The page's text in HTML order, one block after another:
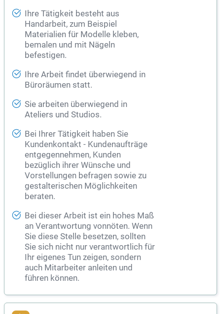
Ihre Tätigkeit besteht aus
Handarbeit, zum Beispiel
Materialien für Modelle kleben,
bemalen und mit Nägeln
befestigen.
Ihre Arbeit findet überwiegend in
Büroräumen statt.
Sie arbeiten überwiegend in
Ateliers und Studios.
Bei Ihrer Tätigkeit haben Sie
Kundenkontakt - Kundenaufträge
entgegennehmen, Kunden
bezüglich ihrer Wünsche und
Vorstellungen befragen sowie zu
gestalterischen Möglichkeiten
beraten.
Bei dieser Arbeit ist ein hohes Maß
an Verantwortung vonnöten. Wenn
Sie diese Stelle besetzen, sollten
Sie sich nicht nur verantwortlich für
Ihr eigenes Tun zeigen, sondern
auch Mitarbeiter anleiten und
führen können.